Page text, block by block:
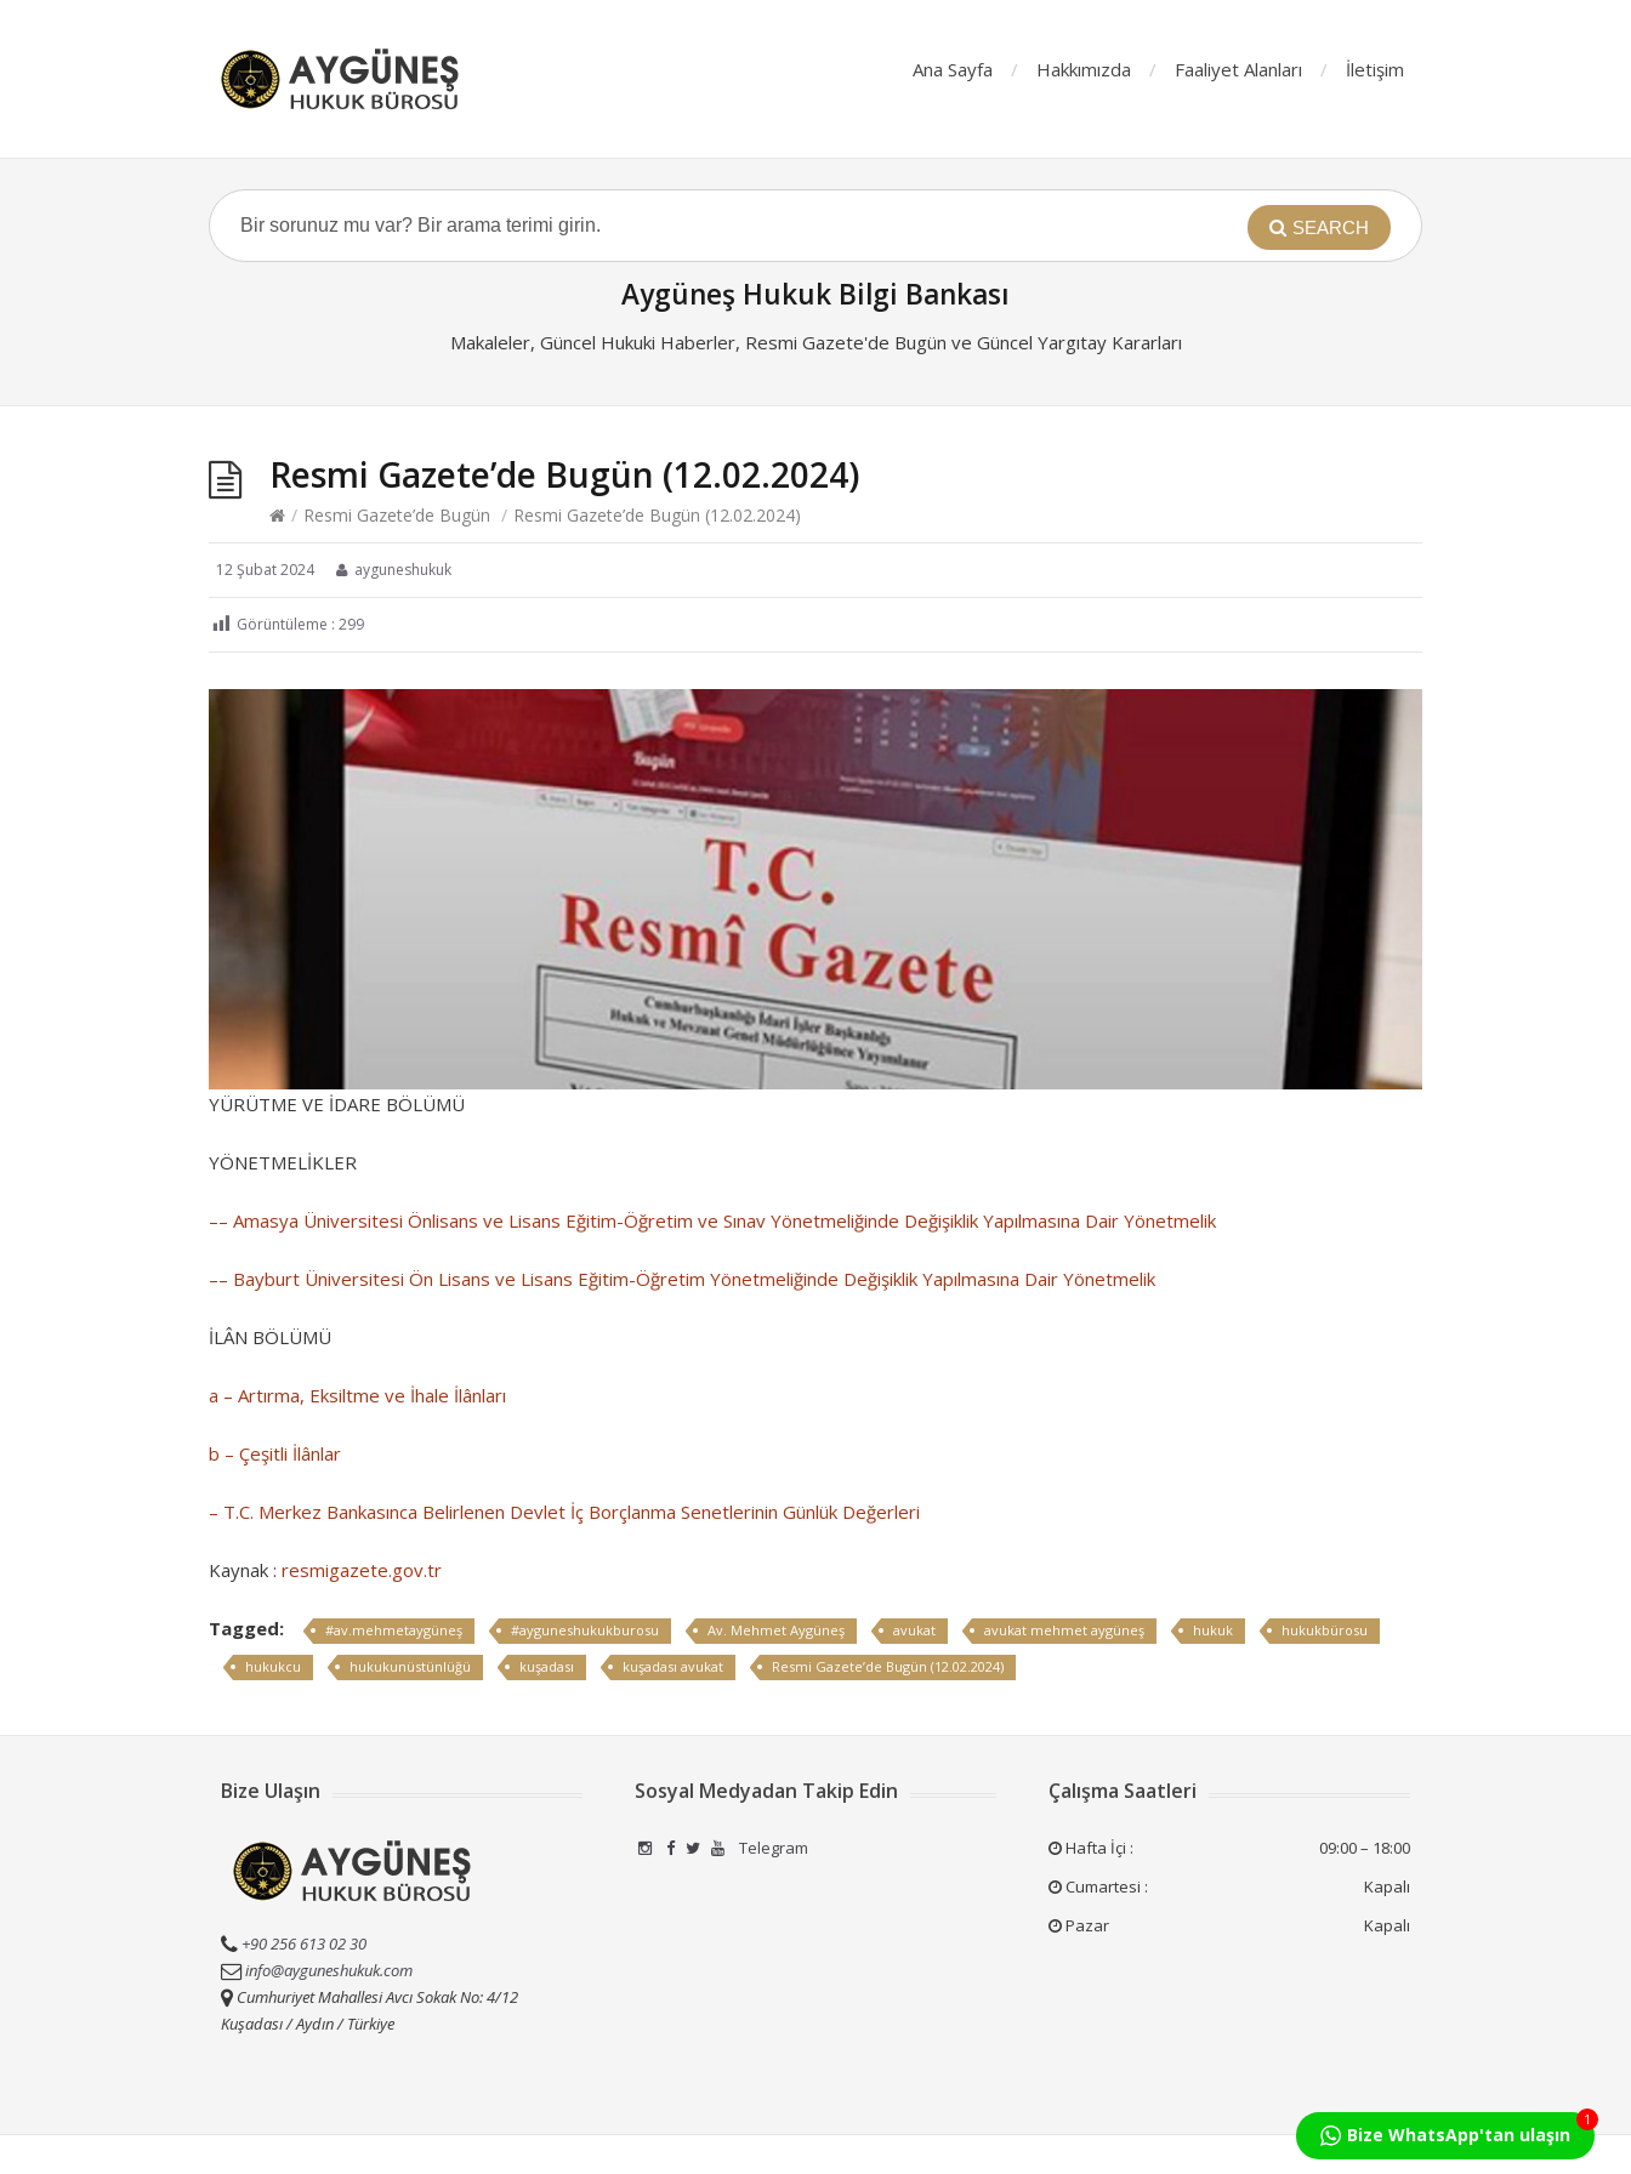
Ana Sayfa Hakkımızda Faaliyet Alanları İletişim
SEARCH
Aygüneş Hukuk Bilgi Bankası
Makaleler, Güncel Hukuki Haberler, Resmi Gazete'de Bugün ve Güncel Yargıtay Kararları
Resmi Gazete’de Bugün (12.02.2024)
/ Resmi Gazete’de Bugün / Resmi Gazete’de Bugün (12.02.2024)
12 Şubat 2024 ayguneshukuk
Görüntüleme : 299
YÜRÜTME VE İDARE BÖLÜMÜ
YÖNETMELİKLER
–– Amasya Üniversitesi Önlisans ve Lisans Eğitim-Öğretim ve Sınav Yönetmeliğinde Değişiklik Yapılmasına Dair Yönetmelik
–– Bayburt Üniversitesi Ön Lisans ve Lisans Eğitim-Öğretim Yönetmeliğinde Değişiklik Yapılmasına Dair Yönetmelik
İLÂN BÖLÜMÜ
a – Artırma, Eksiltme ve İhale İlânları
b – Çeşitli İlânlar
– T.C. Merkez Bankasınca Belirlenen Devlet İç Borçlanma Senetlerinin Günlük Değerleri
Kaynak : resmigazete.gov.tr
Tagged: #av.mehmetaygüneş #ayguneshukukburosu Av. Mehmet Aygüneş avukat avukat mehmet aygüneş hukuk
hukukbürosu
hukukcu
hukukunüstünlüğü kuşadası kuşadası avukat Resmi Gazete’de Bugün (12.02.2024)
Bize Ulaşın
+90 256 613 02 30
info@ayguneshukuk.com
Cumhuriyet Mahallesi Avcı Sokak No: 4/12
Kuşadası / Aydın / Türkiye
Sosyal Medyadan Takip Edin
Telegram
Çalışma Saatleri
Hafta İçi :
09:00 – 18:00
Cumartesi :
Kapalı
Pazar
Kapalı
Bize WhatsApp'tan ulaşın
1